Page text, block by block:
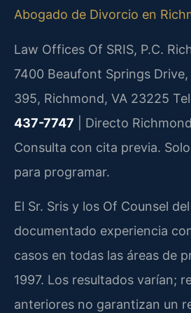
Abogado de Divorcio en
Law Offices Of SRIS, P.C.
7400 Beaufont Springs
395, Richmond, VA 23225
437-7747 | Directo
Consulta con cita previa.
para programar.
El Sr. Sris y los Of Counsel
documentado experiencia
casos en todas las áreas de
1997. Los resultados varían;
anteriores no garantizan un